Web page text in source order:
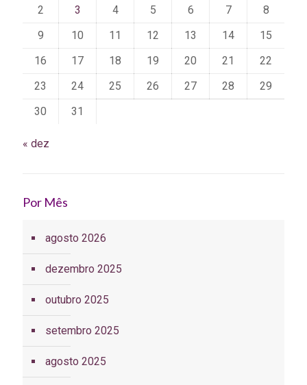
2
3 4 5 6 7
8
9
10 11 12 13 14
15
16
17 18 19 20 21
22
23
24 25 26 27 28
29
30
31
« dez
Por Mês
agosto 2026
dezembro 2025
outubro 2025
setembro 2025
agosto 2025